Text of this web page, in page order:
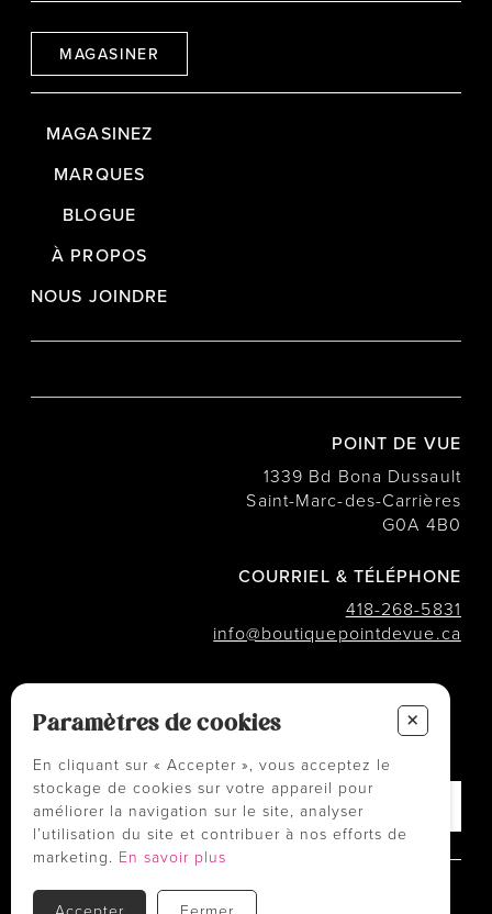
MAGASINER
MAGASINEZ
MARQUES
BLOGUE
À PROPOS
NOUS JOINDRE
POINT DE VUE
1339 Bd Bona Dussault
Saint-Marc-des-Carrières
G0A 4B0
COURRIEL & TÉLÉPHONE
418-268-5831
info@boutiquepointdevue.ca
INFOLETTRE
Des conseils ? Les tendances ?
Paramètres de cookies +
En cliquant sur « Accepter », vous acceptez le
stockage de cookies sur votre appareil pour
améliorer la navigation sur le site, analyser
l’utilisation du site et contribuer à nos efforts de
marketing. En savoir plus